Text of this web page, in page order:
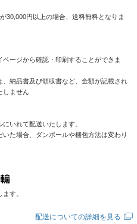
30,000円以上の場合、送料無料となりま
ページから確認・印刷することができま
納品書及び領収書など、金額が記載され
しません
いれて配送いたします。
いた場合、ダンボールや梱包方法は変わり
す。
配送についての詳細を見る